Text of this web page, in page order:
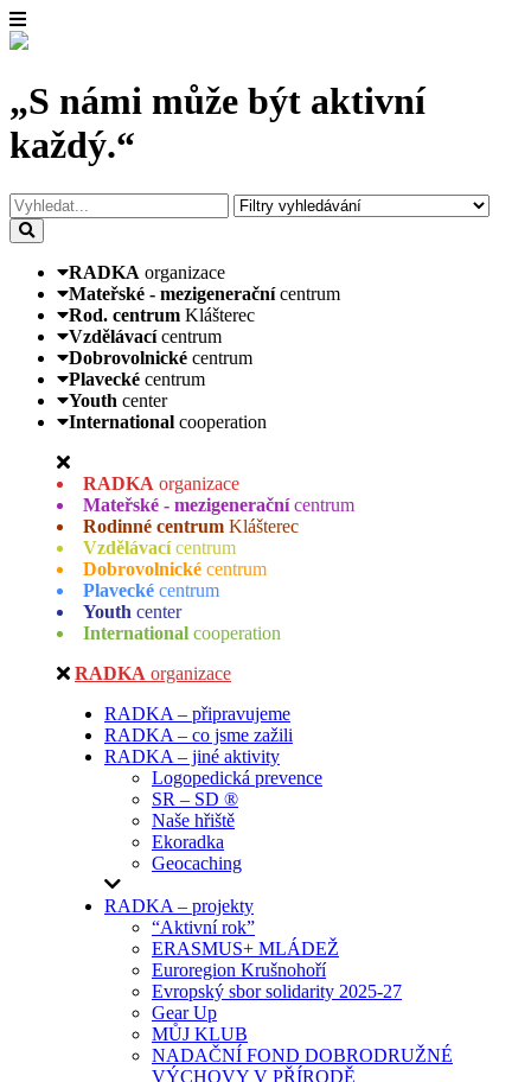
„S námi může být aktivní
každý.“
RADKA organizace
Mateřské - mezigenerační centrum
Rod. centrum Klášterec
Vzdělávací centrum
Dobrovolnické centrum
Plavecké centrum
Youth center
International cooperation
RADKA organizace
Mateřské - mezigenerační centrum
Rodinné centrum Klášterec
Vzdělávací centrum
Dobrovolnické centrum
Plavecké centrum
Youth center
International cooperation
RADKA organizace
RADKA – připravujeme
RADKA – co jsme zažili
RADKA – jiné aktivity
Logopedická prevence
SR – SD ®
Naše hřiště
Ekoradka
Geocaching
RADKA – projekty
“Aktivní rok”
ERASMUS+ MLÁDEŽ
Euroregion Krušnohoří
Evropský sbor solidarity 2025-27
Gear Up
MŮJ KLUB
NADAČNÍ FOND DOBRODRUŽNÉ
VÝCHOVY V PŘÍRODĚ